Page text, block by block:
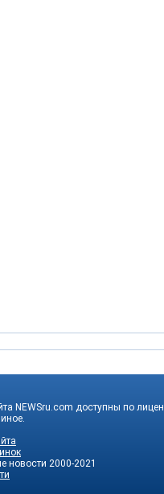
NEWSru.com доступны по
новости 2000-2021